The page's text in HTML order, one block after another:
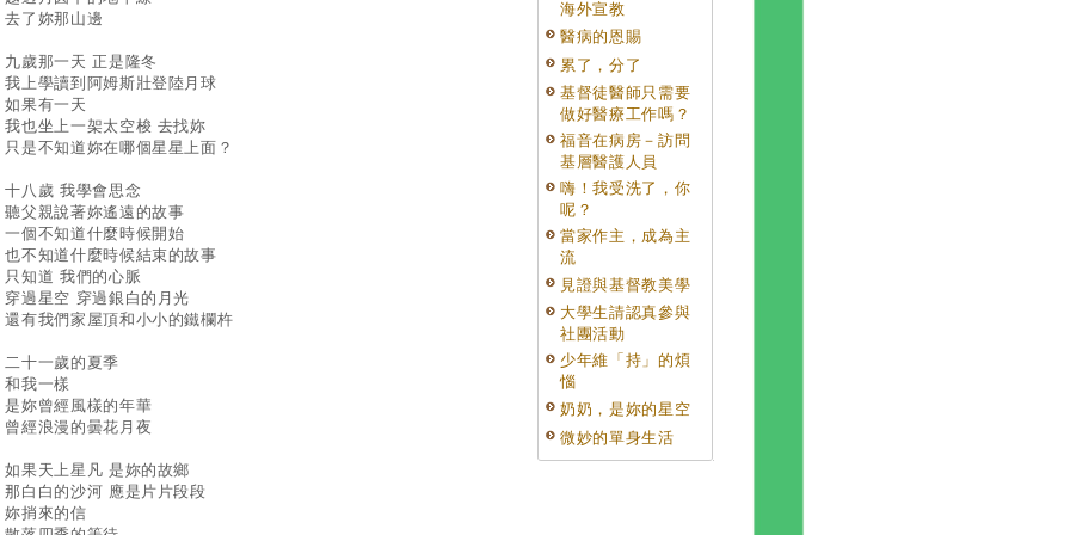
妳那山邊
那一天 正是隆冬
學讀到阿姆斯壯登陸月球
有一天
坐上一架太空梭 去找妳
不知道妳在哪個星星上面？
歲 我學會思念
親說著妳遙遠的故事
不知道什麼時候開始
知道什麼時候結束的故事
道 我們的心脈
星空 穿過銀白的月光
我們家屋頂和小小的鐵欄杵
一歲的夏季
我一樣
曾經風樣的年華
浪漫的曇花月夜
天上星凡 是妳的故鄉
白的沙河 應是片片段段
來的信
海外宣教
醫病的恩賜
累了，分了
基督徒醫師只需要
做好醫療工作嗎？
福音在病房－訪問
基層醫護人員
嗨！我受洗了，你
呢？
當家作主，成為主
流
見證與基督教美學
大學生請認真參與
社團活動
少年維「持」的煩
惱
奶奶，是妳的星空
微妙的單身生活